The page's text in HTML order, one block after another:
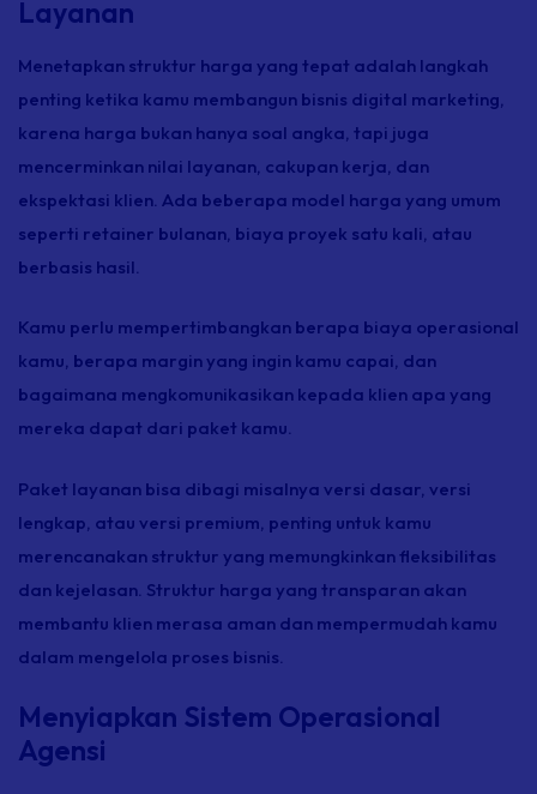
Layanan
Menetapkan struktur harga yang tepat adalah langkah
penting ketika kamu membangun bisnis digital marketing,
karena harga bukan hanya soal angka, tapi juga
mencerminkan nilai layanan, cakupan kerja, dan
ekspektasi klien. Ada beberapa model harga yang umum
seperti retainer bulanan, biaya proyek satu kali, atau
berbasis hasil.
Kamu perlu mempertimbangkan berapa biaya operasional
kamu, berapa marginyang ingin kamu capai, dan
bagaimana mengkomunikasikan kepada klien apa yang
mereka dapat dari paket kamu.
Paket layanan bisa dibagi misalnya versi dasar, versi
lengkap, atau versi premium, penting untuk kamu
merencanakan struktur yang memungkinkan fleksibilitas
dan kejelasan. Struktur harga yang transparan akan
membantu klien merasa aman dan mempermudah kamu
dalam mengelola proses bisnis.
Menyiapkan Sistem Operasional
Agensi